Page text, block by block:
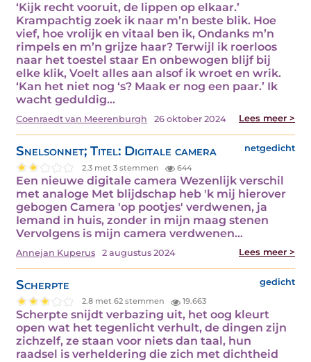
‘Kijk recht vooruit, de lippen op elkaar.’
Krampachtig zoek ik naar m’n beste blik. Hoe
vief, hoe vrolijk en vitaal ben ik, Ondanks m’n
rimpels en m’n grijze haar? Terwijl ik roerloos
naar het toestel staar En onbewogen blijf bij
elke klik, Voelt alles aan alsof ik wroet en wrik.
‘Kan het niet nog ‘s? Maak er nog een paar.’ Ik
wacht geduldig…
Coenraedt van Meerenburgh 26 oktober 2024 Lees meer >
Snelsonnet; Titel: Digitale camera netgedicht
2.3 met 3 stemmen 644
Een nieuwe digitale camera Wezenlijk verschil
met analoge Met blijdschap heb 'k mij hierover
gebogen Camera 'op pootjes' verdwenen, ja
Iemand in huis, zonder in mijn maag stenen
Vervolgens is mijn camera verdwenen…
Annejan Kuperus 2 augustus 2024 Lees meer >
Scherpte gedicht
2.8 met 62 stemmen 19.663
Scherpte snijdt verbazing uit, het oog kleurt
open wat het tegenlicht verhult, de dingen zijn
zichzelf, ze staan voor niets dan taal, hun
raadsel is verheldering die zich met dichtheid